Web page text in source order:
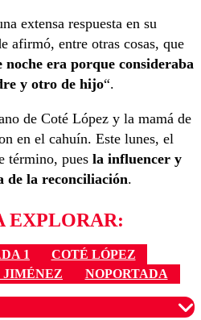
extensa respuesta en su
afirmó, entre otras cosas, que
era porque consideraba
y otro de hijo“.
de Coté López y la mamá de
en el cahuín. Este lunes, el
término, pues la influencer y
de la reconciliación.
EXPLORAR:
1
COTÉ LÓPEZ
JIMÉNEZ NOPORTADA